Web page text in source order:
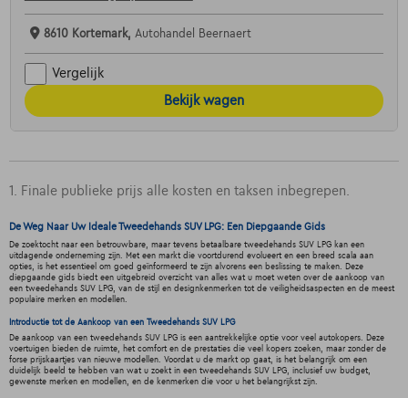
8610 Kortemark, Autohandel Beernaert
Vergelijk
Bekijk wagen
1. Finale publieke prijs alle kosten en taksen inbegrepen.
De Weg Naar Uw Ideale Tweedehands SUV LPG: Een Diepgaande Gids
De zoektocht naar een betrouwbare, maar tevens betaalbare tweedehands SUV LPG kan een
uitdagende onderneming zijn. Met een markt die voortdurend evolueert en een breed scala aan
opties, is het essentieel om goed geïnformeerd te zijn alvorens een beslissing te maken. Deze
diepgaande gids biedt een uitgebreid overzicht van alles wat u moet weten over de aankoop van
een tweedehands SUV LPG, van de stijl en designkenmerken tot de veiligheidsaspecten en de meest
populaire merken en modellen.
Introductie tot de Aankoop van een Tweedehands SUV LPG
De aankoop van een tweedehands SUV LPG is een aantrekkelijke optie voor veel autokopers. Deze
voertuigen bieden de ruimte, het comfort en de prestaties die veel kopers zoeken, maar zonder de
forse prijskaartjes van nieuwe modellen. Voordat u de markt op gaat, is het belangrijk om een
duidelijk beeld te hebben van wat u zoekt in een tweedehands SUV LPG, inclusief uw budget,
gewenste merken en modellen, en de kenmerken die voor u het belangrijkst zijn.